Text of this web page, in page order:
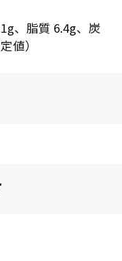
、脂質 6.4g、炭
値）